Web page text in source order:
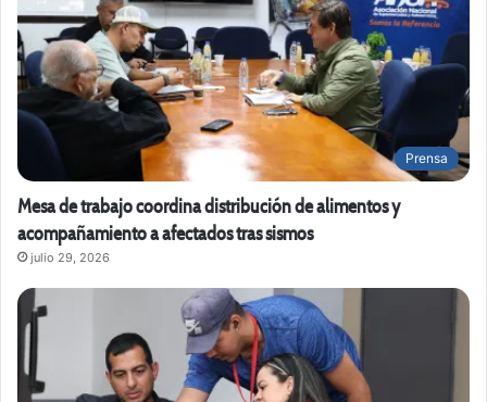
Prensa
Mesa de trabajo coordina distribución de alimentos y
acompañamiento a afectados tras sismos
julio 29, 2026